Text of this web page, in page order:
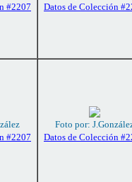
#2207
Datos de Colección
#2207
Foto por:
Datos de Colección